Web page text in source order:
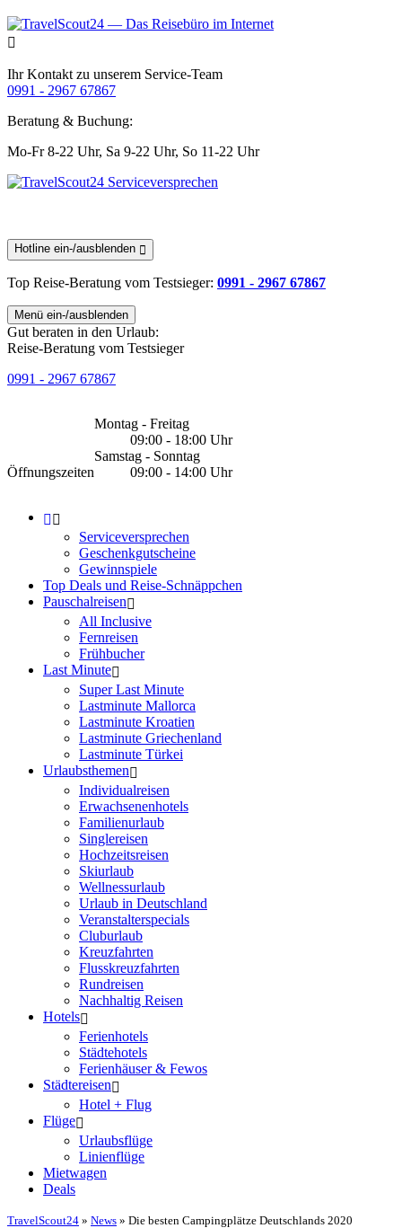
Ihr Kontakt zu unserem Service-Team
0991 - 2967 67867
Beratung & Buchung:
Mo-Fr 8-22 Uhr, Sa 9-22 Uhr, So 11-22 Uhr
Hotline ein-/ausblenden
Top Reise-Beratung vom Testsieger: 0991 - 2967 67867
Menü ein-/ausblenden
Gut beraten in den Urlaub:
Reise-Beratung vom Testsieger
0991 - 2967 67867
Öffnungszeiten
Montag - Freitag
09:00 - 18:00 Uhr
Samstag - Sonntag
09:00 - 14:00 Uhr
Serviceversprechen
Geschenkgutscheine
Gewinnspiele
Top Deals und Reise-Schnäppchen
Pauschalreisen
All Inclusive
Fernreisen
Frühbucher
Last Minute
Super Last Minute
Lastminute Mallorca
Lastminute Kroatien
Lastminute Griechenland
Lastminute Türkei
Urlaubsthemen
Individualreisen
Erwachsenenhotels
Familienurlaub
Singlereisen
Hochzeitsreisen
Skiurlaub
Wellnessurlaub
Urlaub in Deutschland
Veranstalterspecials
Cluburlaub
Kreuzfahrten
Flusskreuzfahrten
Rundreisen
Nachhaltig Reisen
Hotels
Ferienhotels
Städtehotels
Ferienhäuser & Fewos
Städtereisen
Hotel + Flug
Flüge
Urlaubsflüge
Linienflüge
Mietwagen
Deals
TravelScout24 » News » Die besten Campingplätze Deutschlands 2020